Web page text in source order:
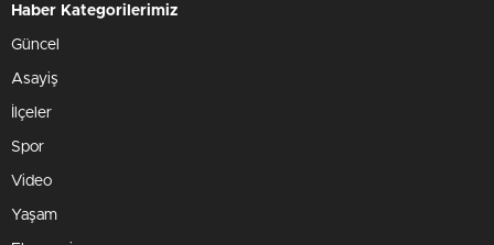
Haber Kategorilerimiz
Güncel
Asayiş
İlçeler
Spor
Video
Yaşam